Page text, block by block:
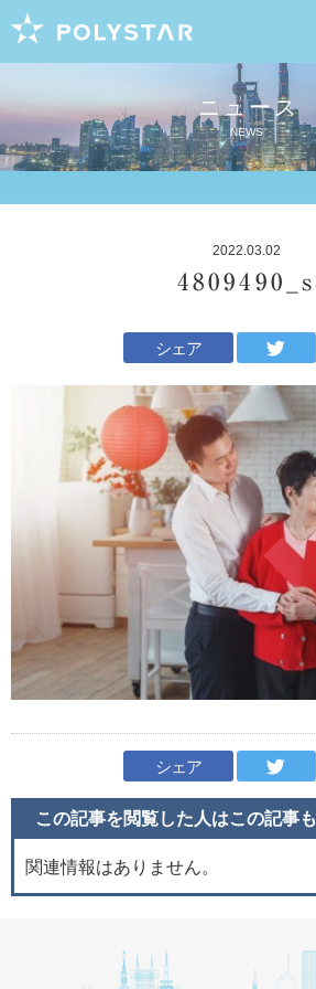
ニュース
NEWS
2022.03.02
4809490_s
シェア
シェア
この記事を閲覧した人はこの記事も
関連情報はありません。